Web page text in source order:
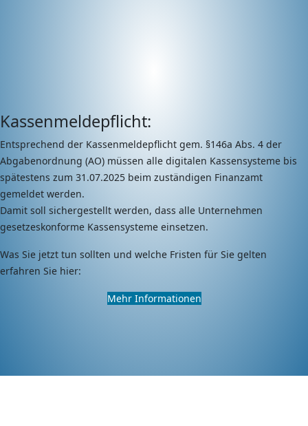
Kassenmeldepflicht:
Entsprechend der Kassenmeldepflicht gem. §146a Abs. 4 der
Abgabenordnung (AO) müssen alle digitalen Kassensysteme bis
spätestens zum 31.07.2025 beim zuständigen Finanzamt
gemeldet werden.
Damit soll sichergestellt werden, dass alle Unternehmen
gesetzeskonforme Kassensysteme einsetzen.
Was Sie jetzt tun sollten und welche Fristen für Sie gelten
erfahren Sie hier:
Mehr Informationen